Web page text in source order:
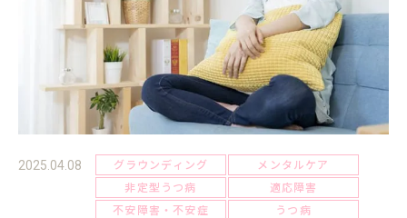
2025.04.08 グラウンディング
メンタルケア
非定型うつ病
適応障害
不安障害・不安症
うつ病